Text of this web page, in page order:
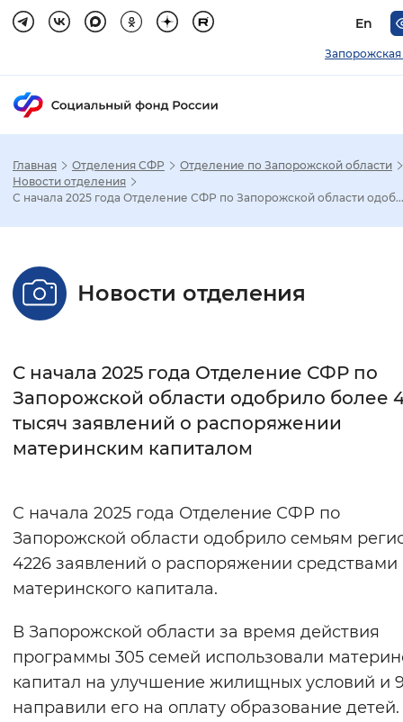
En
Запорожская
Настройка режима отображения
Стандартный Увеличенный
Без засечек С засечками
Интервал между буквами
Цвет сайта
Монохромный
Синий фон
Изображения
Включены Выключены
Главная Отделения СФР
Отделение по Запорожской области
Новости отделения
С начала 2025 года Отделение СФР по Запорожской области одоб...
Новости отделения
С начала 2025 года Отделение СФР по
Запорожской области одобрило более
тысяч заявлений о распоряжении
материнским капиталом
С начала 2025 года Отделение СФР по
Запорожской области одобрило семьям
4226 заявлений о распоряжении средствами
материнского капитала.
В Запорожской области за время действия
программы 305 семей использовали
капитал на улучшение жилищных условий и
направили его на оплату образование детей.